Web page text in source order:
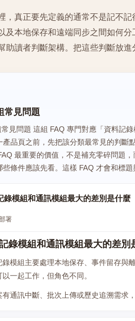
，真正要先定義的通常不是記不
及本地保存和遠端同步之間如何
助讀者判斷架構。把這些判斷放
常見問題
見問題 這組 FAQ 專門對應「資料記
產品頁之前，先把該分類最常見的判斷
最重要的價值，不是補充零碎問題
條件應該先看。這樣 FAQ 才會和標題
錄模組和通訊模組最大的差別是什麼
署
錄模組和通訊模組最大的差別
錄模組主要處理本地保存、事件留存與
以一起工作，但角色不同。
有通訊中斷、批次上傳或歷史追溯需求